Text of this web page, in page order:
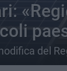
del